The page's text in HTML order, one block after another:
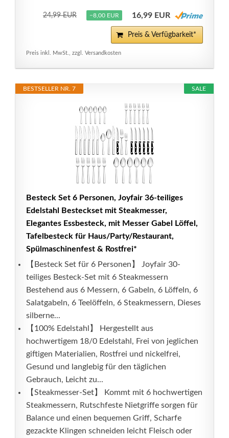
24,99 EUR −8,00 EUR 16,99 EUR
Preis & Verfügbarkeit*
Preis inkl. MwSt., zzgl. Versandkosten
SALE
BESTSELLER NR. 7
Besteck Set 6 Personen, Joyfair 36-teiliges
Edelstahl Besteckset mit Steakmesser,
Elegantes Essbesteck, mit Messer Gabel Löffel,
Tafelbesteck für Haus/Party/Restaurant,
Spülmaschinenfest & Rostfrei*
【Besteck Set für 6 Personen】 Joyfair 30-
teiliges Besteck-Set mit 6 Steakmessern
Bestehend aus 6 Messern, 6 Gabeln, 6 Löffeln, 6
Salatgabeln, 6 Teelöffeln, 6 Steakmessern, Dieses
silberne...
【100% Edelstahl】 Hergestellt aus
hochwertigem 18/0 Edelstahl, Frei von jeglichen
giftigen Materialien, Rostfrei und nickelfrei,
Gesund und langlebig für den täglichen
Gebrauch, Leicht zu...
【Steakmesser-Set】 Kommt mit 6 hochwertigen
Steakmessern, Rutschfeste Nietgriffe sorgen für
Balance und einen bequemen Griff, Scharfe
gezackte Klingen schneiden leicht Fleisch oder